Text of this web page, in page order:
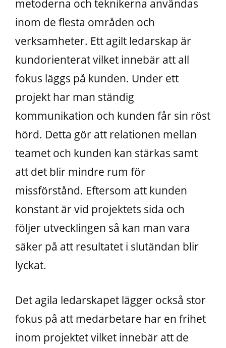
metoderna och teknikerna användas
inom de flesta områden och
verksamheter. Ett agilt ledarskap är
kundorienterat vilket innebär att all
fokus läggs på kunden. Under ett
projekt har man ständig
kommunikation och kunden får sin röst
hörd. Detta gör att relationen mellan
teamet och kunden kan stärkas samt
att det blir mindre rum för
missförstånd. Eftersom att kunden
konstant är vid projektets sida och
följer utvecklingen så kan man vara
säker på att resultatet i slutändan blir
lyckat.
Det agila ledarskapet lägger också stor
fokus på att medarbetare har en frihet
inom projektet vilket innebär att de